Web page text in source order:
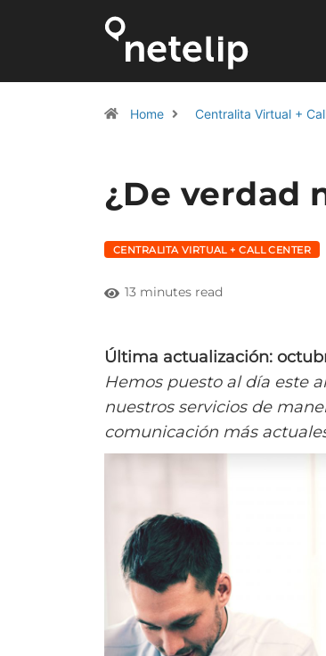
Home Centralita Virtual +
¿De verdad
CENTRALITA VIRTUAL + CALL CENTER
13 minutes read
Última actualización:
Hemos puesto al día este
nuestros servicios de
comunicación más